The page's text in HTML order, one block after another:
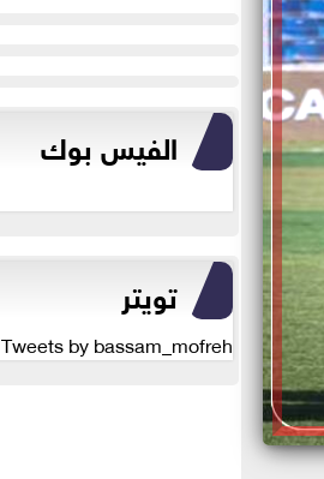
الفيس بوك
تويتر
Tweets by bassam_mofreh